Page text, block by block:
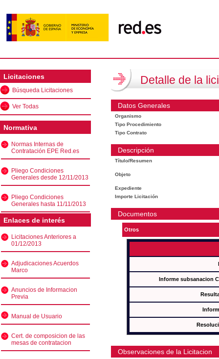
Licitaciones
Búsqueda Licitaciones
Ver Todas
Normativa
Normas Internas de
Contratación EPE Red.es
Pliego Condiciones
Generales desde 12/11/2013
Pliego Condiciones
Generales hasta 11/11/2013
Enlaces de interés
Licitaciones Anteriores a
01/12/2013
Adjudicaciones Acuerdos
Marco
Anuncios de Informacion
Previa
Manual de Usuario
Cert. de composicion de las
mesas de contratacion
Detalle de la
Datos Generales
Organismo
Tipo Procedimiento
Tipo Contrato
Descripción
Título/Resumen
Objeto
Expediente
Importe Licitación
Documentos
Otros
Informe subsanacion
Observaciones de la Licitacion